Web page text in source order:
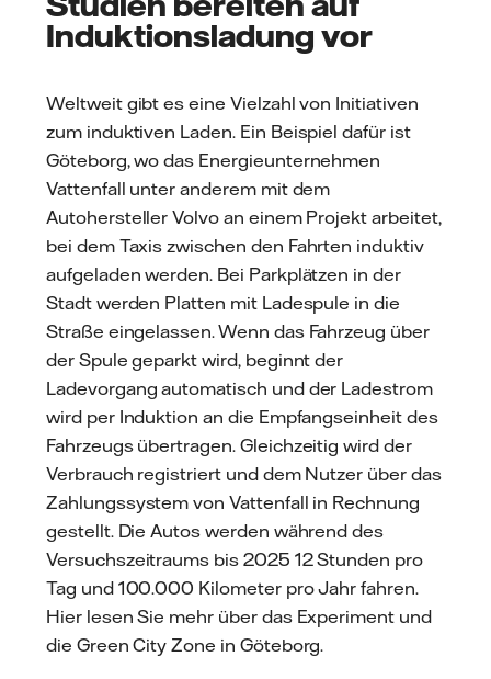
Induktionsladung vor
Weltweit gibt es eine Vielzahl von Initiativen
zum induktiven Laden. Ein Beispiel dafür ist
Göteborg, wo das Energieunternehmen
Vattenfall unter anderem mit dem
Autohersteller Volvo an einem Projekt arbeitet,
bei dem Taxis zwischen den Fahrten induktiv
aufgeladen werden. Bei Parkplätzen in der
Stadt werden Platten mit Ladespule in die
Straße eingelassen. Wenn das Fahrzeug über
der Spule geparkt wird, beginnt der
Ladevorgang automatisch und der Ladestrom
wird per Induktion an die Empfangseinheit des
Fahrzeugs übertragen. Gleichzeitig wird der
Verbrauch registriert und dem Nutzer über das
Zahlungssystem von Vattenfall in Rechnung
gestellt. Die Autos werden während des
Versuchszeitraums bis 2025 12 Stunden pro
Tag und 100.000 Kilometer pro Jahr fahren.
Hier lesen Sie mehr über das Experiment und
die Green City Zone in Göteborg.